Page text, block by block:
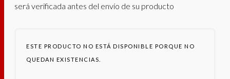
será verificada antes del envío de su producto
ESTE PRODUCTO NO ESTÁ DISPONIBLE PORQUE NO
QUEDAN EXISTENCIAS.